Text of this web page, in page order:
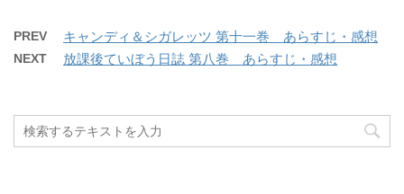
PREV キャンディ＆シガレッツ 第十一巻 あらすじ・感想
NEXT 放課後ていぼう日誌 第八巻 あらすじ・感想